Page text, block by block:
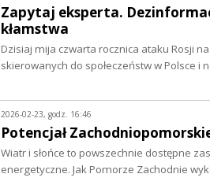
Zapytaj eksperta.
kłamstwa
Dzisiaj mija czwarta rocznica ataku Rosji
skierowanych do społeczeństw w Polsce i
2026-02-23, godz. 16:46
Potencjał
Wiatr i słońce to powszechnie dostępne
energetyczne. Jak Pomorze Zachodnie